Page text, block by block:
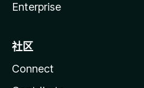
Enterprise
社区
Connect